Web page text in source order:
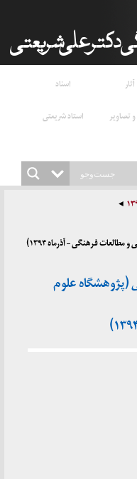
آثار
اسناد
تصاویر
استاد شریعتی
فرهنگی – آذرماه ۱۳۹۴)
(پژوهشگاه علوم